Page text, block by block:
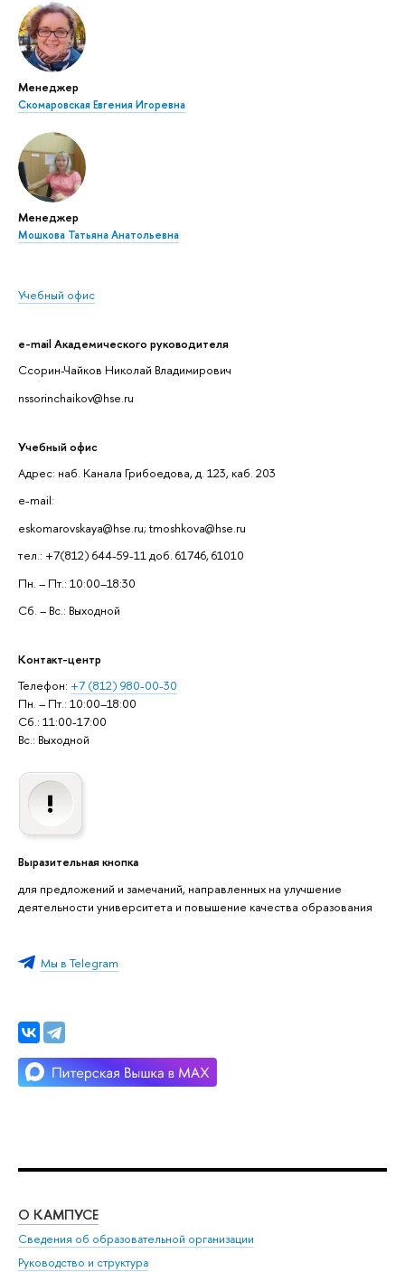
Менеджер
Скомаровская Евгения Игоревна
Менеджер
Мошкова Татьяна Анатольевна
Учебный офис
e-mail Академического руководителя
Ссорин-Чайков Николай Владимирович
nssorinchaikov@hse.ru
Учебный офис
Адрес: наб. Канала Грибоедова, д. 123, каб. 203
e-mail:
eskomarovskaya@hse.ru; tmoshkova@hse.ru
тел.: +7(812) 644-59-11 доб. 61746, 61010
Пн. – Пт.: 10:00–18:30
Сб. – Вс.: Выходной
Контакт-центр
Телефон: +7 (812) 980-00-30
Пн. – Пт.: 10:00–18:00
Сб.: 11:00-17:00
Вс.: Выходной
Выразительная кнопка
для предложений и замечаний, направленных на улучшение
деятельности университета и повышение качества образования
Мы в Telegram
О КАМПУСЕ
Сведения об образовательной организации
Руководство и структура